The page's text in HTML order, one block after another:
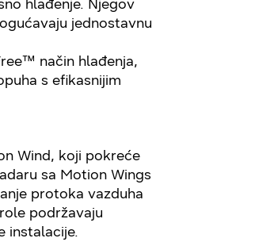
hlađenje. Njegov
jednostavnu
način hlađenja,
s efikasnijim
Wind, koji pokreće
sa Motion Wings
protoka vazduha
podržavaju
instalacije.